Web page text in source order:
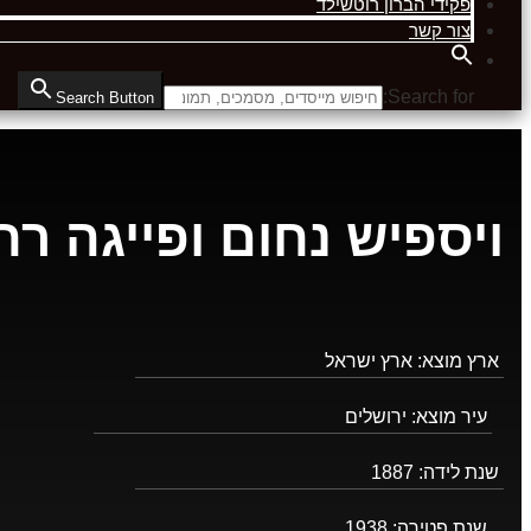
פקידי הברון רוטשילד
צור קשר
Search for:
Search Button
ויספיש נחום ופייגה
ארץ מוצא: ארץ ישראל
עיר מוצא: ירושלים
שנת לידה: 1887